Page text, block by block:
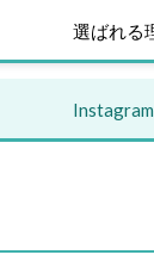
選ばれる
Instagram